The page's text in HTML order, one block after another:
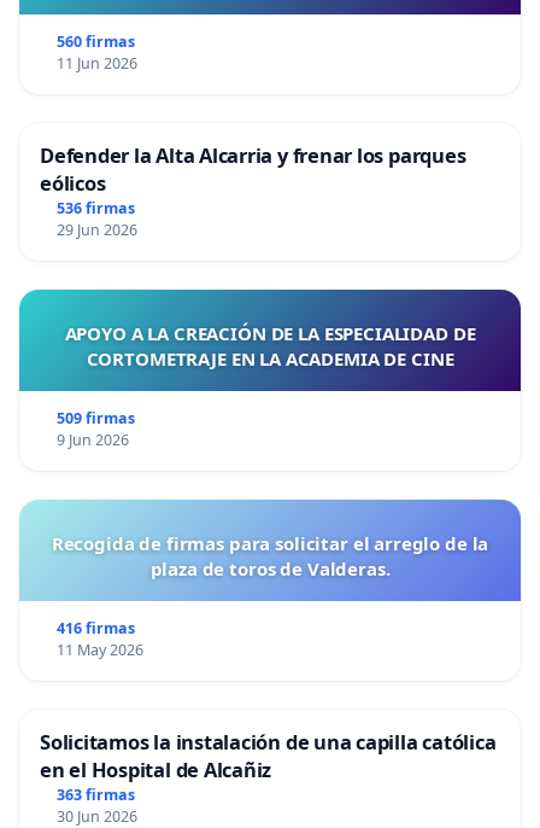
560 firmas
11 Jun 2026
Defender la Alta Alcarria y frenar los parques
eólicos
536 firmas
29 Jun 2026
APOYO A LA CREACIÓN DE LA ESPECIALIDAD DE
CORTOMETRAJE EN LA ACADEMIA DE CINE
509 firmas
9 Jun 2026
Recogida de firmas para solicitar el arreglo de la
plaza de toros de Valderas.
416 firmas
11 May 2026
Solicitamos la instalación de una capilla católica
en el Hospital de Alcañiz
363 firmas
30 Jun 2026